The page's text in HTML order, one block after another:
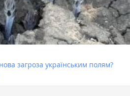
загроза українським полям?